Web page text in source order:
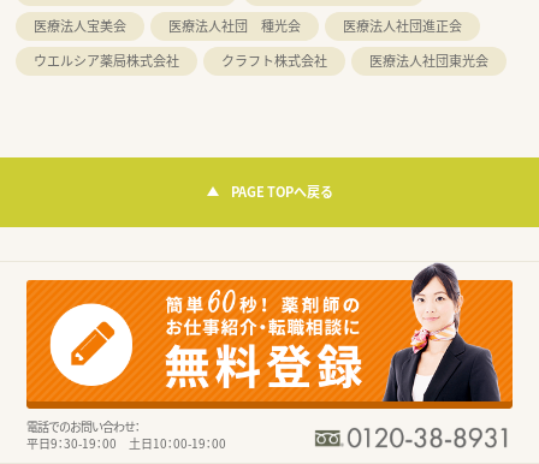
医療法人宝美会
医療法人社団 種光会
医療法人社団進正会
ウエルシア薬局株式会社
クラフト株式会社 医療法人社団東光会
PAGE TOPへ戻る
電話でのお問い合わせ：
平日9：30-19：00 土日10：00-19：00